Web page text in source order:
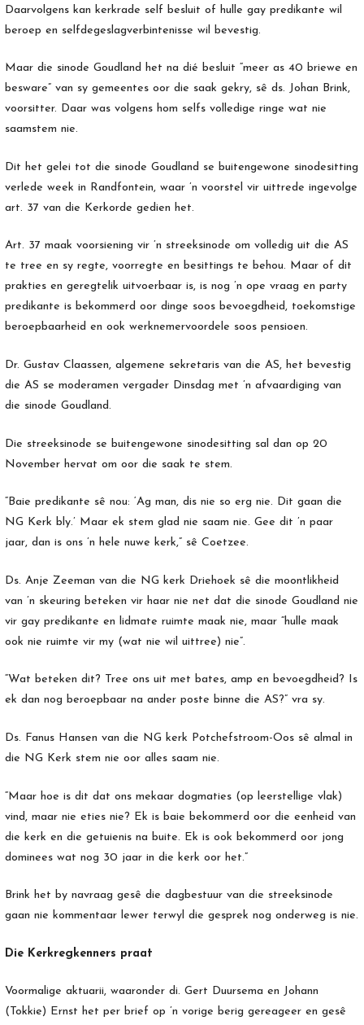
Daarvolgens kan kerkrade self besluit of hulle gay predikante wil
beroep en selfdegeslagverbintenisse wil bevestig.
Maar die sinode Goudland het na dié besluit “meer as 40 briewe en
besware” van sy gemeentes oor die saak gekry, sê ds. Johan Brink,
voorsitter. Daar was volgens hom selfs volledige ringe wat nie
saamstem nie.
Dit het gelei tot die sinode Goudland se buitengewone sinodesitting
verlede week in Randfontein, waar ’n voorstel vir uittrede ingevolge
art. 37 van die Kerkorde gedien het.
Art. 37 maak voorsiening vir ’n streeksinode om volledig uit die AS
te tree en sy regte, voorregte en besittings te behou. Maar of dit
prakties en geregtelik uitvoerbaar is, is nog ’n ope vraag en party
predikante is bekommerd oor dinge soos bevoegdheid, toekomstige
beroepbaarheid en ook werknemervoordele soos pensioen.
Dr. Gustav Claassen, algemene sekretaris van die AS, het bevestig
die AS se moderamen vergader Dinsdag met ’n afvaardiging van
die sinode Goudland.
Die streeksinode se buitengewone sinodesitting sal dan op 20
November hervat om oor die saak te stem.
“Baie predikante sê nou: ‘Ag man, dis nie so erg nie. Dit gaan die
NG Kerk bly.’ Maar ek stem glad nie saam nie. Gee dit ’n paar
jaar, dan is ons ’n hele nuwe kerk,” sê Coetzee.
Ds. Anje Zeeman van die NG kerk Driehoek sê die moontlikheid
van ’n skeuring beteken vir haar nie net dat die sinode Goudland nie
vir gay predikante en lidmate ruimte maak nie, maar “hulle maak
ook nie ruimte vir my (wat nie wil uittree) nie”.
“Wat beteken dit? Tree ons uit met bates, amp en bevoegdheid? Is
ek dan nog beroepbaar na ander poste binne die AS?” vra sy.
Ds. Fanus Hansen van die NG kerk Potchefstroom-Oos sê almal in
die NG Kerk stem nie oor alles saam nie.
“Maar hoe is dit dat ons mekaar dogmaties (op leerstellige vlak)
vind, maar nie eties nie? Ek is baie bekommerd oor die eenheid van
die kerk en die getuienis na buite. Ek is ook bekommerd oor jong
dominees wat nog 30 jaar in die kerk oor het.”
Brink het by navraag gesê die dagbestuur van die streeksinode
gaan nie kommentaar lewer terwyl die gesprek nog onderweg is nie.
Die Kerkregkenners praat
Voormalige aktuarii, waaronder di. Gert Duursema en Johann
(Tokkie) Ernst het per brief op ’n vorige berig gereageer en gesê